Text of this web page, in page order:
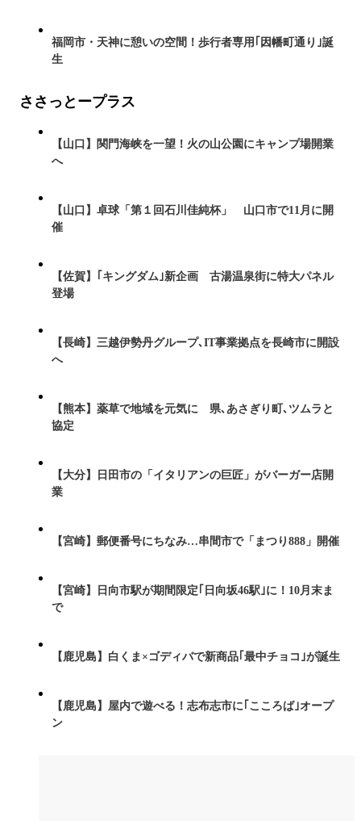
福岡市・天神に憩いの空間！歩行者専用｢因幡町通り｣誕
生
ささっとープラス
【山口】関門海峡を一望！火の山公園にキャンプ場開業
へ
【山口】卓球「第１回石川佳純杯」 山口市で11月に開
催
【佐賀】｢キングダム｣新企画 古湯温泉街に特大パネル
登場
【長崎】三越伊勢丹グループ､IT事業拠点を長崎市に開設
へ
【熊本】薬草で地域を元気に 県､あさぎり町､ツムラと
協定
【大分】日田市の「イタリアンの巨匠」がバーガー店開
業
【宮崎】郵便番号にちなみ…串間市で「まつり888」開催
【宮崎】日向市駅が期間限定｢日向坂46駅｣に！10月末ま
で
【鹿児島】白くま×ゴディバで新商品｢最中チョコ｣が誕生
【鹿児島】屋内で遊べる！志布志市に｢こころば｣オープ
ン